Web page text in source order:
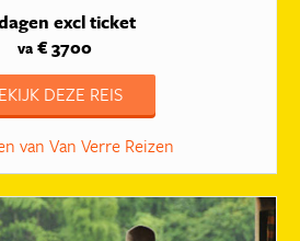
excl ticket
va € 3700
DEZE REIS
van Van Verre Reizen